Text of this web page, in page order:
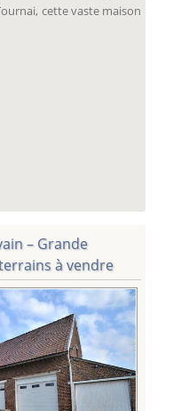
cette vaste maison
– Grande
à vendre